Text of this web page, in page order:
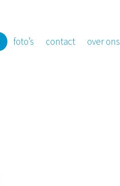
foto’s contact over ons